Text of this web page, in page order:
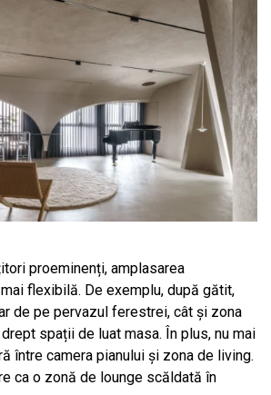
proeminenți, amplasarea
flexibilă. De exemplu, după gătit,
de pe pervazul ferestrei, cât și zona
spații de luat masa. În plus, nu mai
între camera pianului și zona de living.
ca o zonă de lounge scăldată în